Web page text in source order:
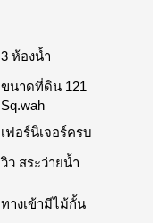
3 ห้องน้ำ
ขนาดที่ดิน 121
Sq.wah
เฟอร์นิเจอร์ครบ
วิว สระว่ายน้ำ
ทางเข้ามีไม้กั้น